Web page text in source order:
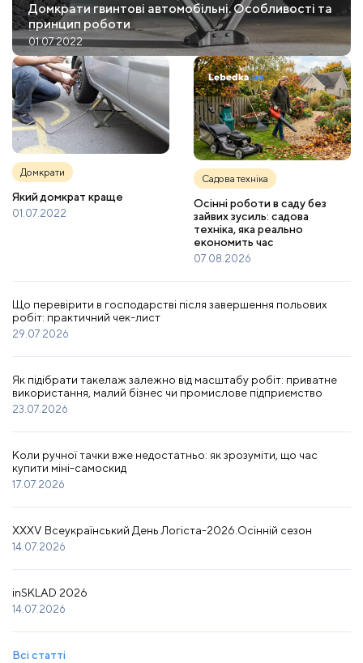
Домкрати гвинтові автомобільні. Особливості та
принцип роботи
01.07.2022
Домкрати
Який домкрат краще
01.07.2022
Садова техніка
Осінні роботи в саду без
зайвих зусиль: садова
техніка, яка реально
економить час
07.08.2026
Що перевірити в господарстві після завершення польових
робіт: практичний чек-лист
29.07.2026
Як підібрати такелаж залежно від масштабу робіт: приватне
використання, малий бізнес чи промислове підприємство
23.07.2026
Коли ручної тачки вже недостатньо: як зрозуміти, що час
купити міні-самоскид
17.07.2026
XXXV Всеукраїнський День Логіста-2026.Осінній сезон
14.07.2026
inSKLAD 2026
14.07.2026
Всі статті